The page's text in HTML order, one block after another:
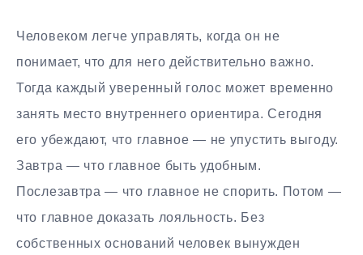
Человеком легче управлять, когда он не
понимает, что для него действительно важно.
Тогда каждый уверенный голос может временно
занять место внутреннего ориентира. Сегодня
его убеждают, что главное — не упустить выгоду.
Завтра — что главное быть удобным.
Послезавтра — что главное не спорить. Потом —
что главное доказать лояльность. Без
собственных оснований человек вынужден